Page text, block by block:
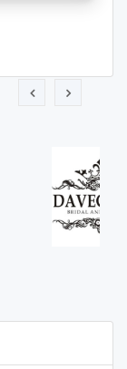
Dusun
Gandusari